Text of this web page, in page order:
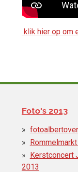
klik hier op om
Foto's 2013
Kerstconcert
2013